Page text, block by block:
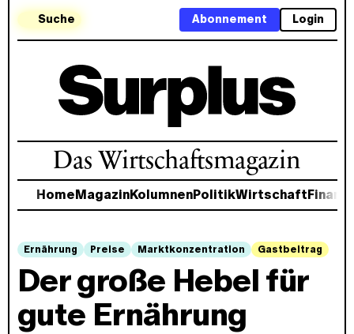
Suche Login
Abonnement
Das Wirtschaftsmagazin
Home MagazinKolumnenPolitikWirtschaft
Ernährung Preise Marktkonzentration Gastbeitrag
Der große Hebel für
gute Ernährung